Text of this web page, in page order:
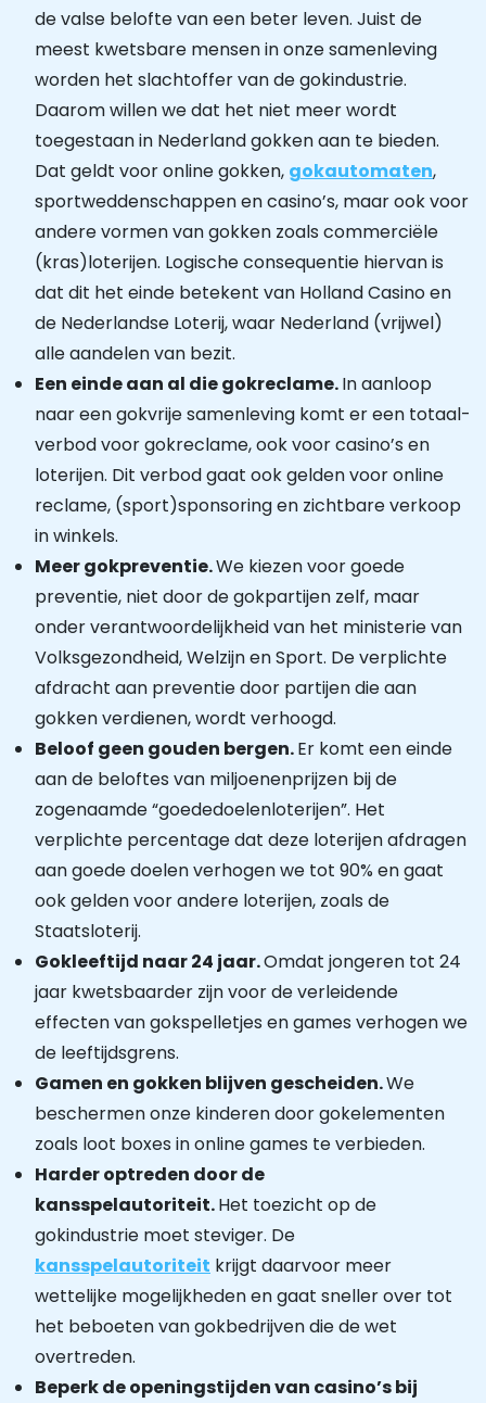
de valse belofte van een beter leven. Juist de
meest kwetsbare mensen in onze samenleving
worden het slachtoffer van de gokindustrie.
Daarom willen we dat het niet meer wordt
toegestaan in Nederland gokken aan te bieden.
Dat geldt voor online gokken, gokautomaten,
sportweddenschappen en casino’s, maar ook voor
andere vormen van gokken zoals commerciële
(kras)loterijen. Logische consequentie hiervan is
dat dit het einde betekent van Holland Casino en
de Nederlandse Loterij, waar Nederland (vrijwel)
alle aandelen van bezit.
Een einde aan al die gokreclame.In aanloop
naar een gokvrije samenleving komt er een totaal-
verbod voor gokreclame, ook voor casino’s en
loterijen. Dit verbod gaat ook gelden voor online
reclame, (sport)sponsoring en zichtbare verkoop
in winkels.
Meer gokpreventie.We kiezen voor goede
preventie, niet door de gokpartijen zelf, maar
onder verantwoordelijkheid van het ministerie van
Volksgezondheid, Welzijn en Sport. De verplichte
afdracht aan preventie door partijen die aan
gokken verdienen, wordt verhoogd.
Beloof geen gouden bergen.Er komt een einde
aan de beloftes van miljoenenprijzen bij de
zogenaamde “goededoelenloterijen”. Het
verplichte percentage dat deze loterijen afdragen
aan goede doelen verhogen we tot 90% en gaat
ook gelden voor andere loterijen, zoals de
Staatsloterij.
Gokleeftijd naar 24 jaar.Omdat jongeren tot 24
jaar kwetsbaarder zijn voor de verleidende
effecten van gokspelletjes en games verhogen we
de leeftijdsgrens.
Gamen en gokken blijven gescheiden.We
beschermen onze kinderen door gokelementen
zoals loot boxes in online games te verbieden.
Harder optreden door de
kansspelautoriteit.Het toezicht op de
gokindustrie moet steviger. De
kansspelautoriteit krijgt daarvoor meer
wettelijke mogelijkheden en gaat sneller over tot
het beboeten van gokbedrijven die de wet
overtreden.
Beperk de openingstijden van casino’s bij